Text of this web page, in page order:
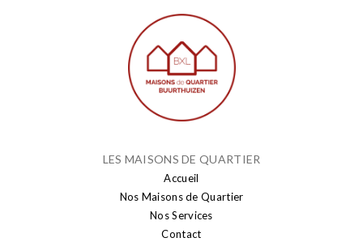
LES MAISONS DE QUARTIER
Accueil
Nos Maisons de Quartier
Nos Services
Contact